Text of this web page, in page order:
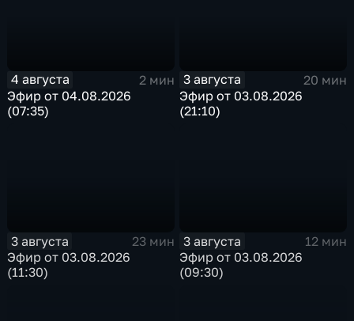
4 августа
2 мин
Эфир от 04.08.2026
(07:35)
3 августа
20 мин
Эфир от 03.08.2026
(21:10)
3 августа
23 мин
Эфир от 03.08.2026
(11:30)
3 августа
12 мин
Эфир от 03.08.2026
(09:30)